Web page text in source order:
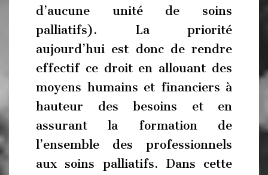
d’aucune unité de soins
palliatifs). La priorité
aujourd’hui est donc de rendre
effectif ce droit en allouant des
moyens humains et financiers à
hauteur des besoins et en
assurant la formation de
l’ensemble des professionnels
aux soins palliatifs. Dans cette